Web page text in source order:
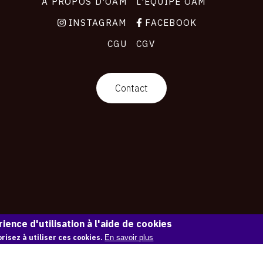
INSTAGRAM
FACEBOOK
CGU
CGV
Contact
d'utilisation à l'aide de cookies
à utiliser ces cookies. En savoir plus